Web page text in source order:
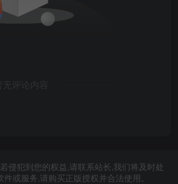
暂无评论内容
侵犯到您的权益,请联系站长,我们将及时处
或服务,请购买正版授权并合法使用。